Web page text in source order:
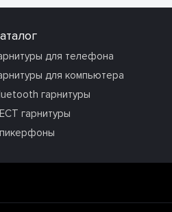
для телефона
для компьютера
гарнитуры
гарнитуры